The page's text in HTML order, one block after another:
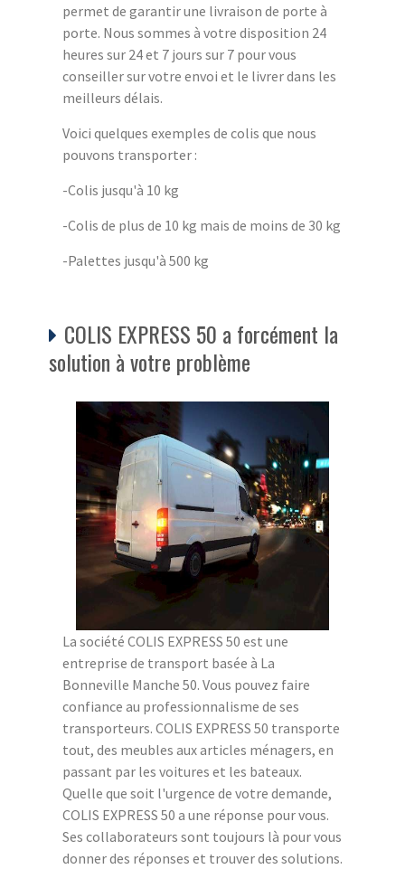
permet de garantir une livraison de porte à
porte. Nous sommes à votre disposition 24
heures sur 24 et 7 jours sur 7 pour vous
conseiller sur votre envoi et le livrer dans les
meilleurs délais.
Voici quelques exemples de colis que nous
pouvons transporter :
-Colis jusqu'à 10 kg
-Colis de plus de 10 kg mais de moins de 30 kg
-Palettes jusqu'à 500 kg
COLIS EXPRESS 50 a forcément la
solution à votre problème
La société COLIS EXPRESS 50 est une
entreprise de transport basée à La
Bonneville Manche 50. Vous pouvez faire
confiance au professionnalisme de ses
transporteurs. COLIS EXPRESS 50 transporte
tout, des meubles aux articles ménagers, en
passant par les voitures et les bateaux.
Quelle que soit l'urgence de votre demande,
COLIS EXPRESS 50 a une réponse pour vous.
Ses collaborateurs sont toujours là pour vous
donner des réponses et trouver des solutions.